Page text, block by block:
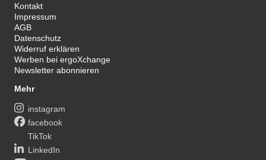
Kontakt
Impressum
AGB
Datenschutz
Widerruf erklären
Werben bei ergoXchange
Newsletter abonnieren
Mehr
instagram
facebook
TikTok
LinkedIn